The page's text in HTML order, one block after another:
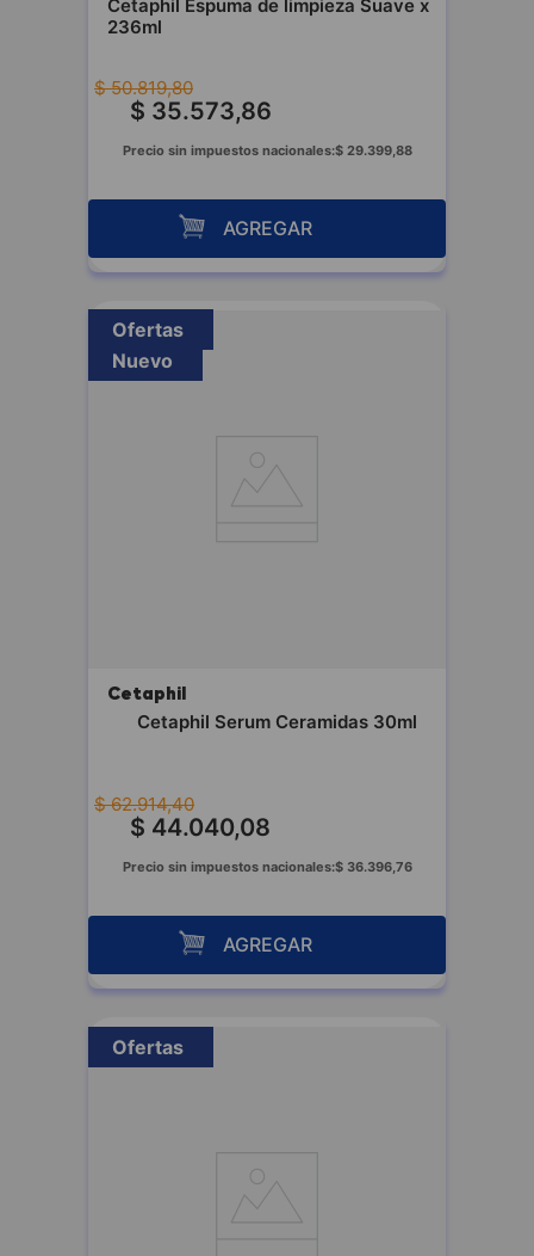
Cetaphil Espuma de limpieza Suave x
236ml
$ 50.819,80
$ 35.573,86
Precio sin impuestos nacionales:$ 29.399,88
AGREGAR
Ofertas
Nuevo
Cetaphil
Cetaphil Serum Ceramidas 30ml
$ 62.914,40
$ 44.040,08
Precio sin impuestos nacionales:$ 36.396,76
AGREGAR
Ofertas